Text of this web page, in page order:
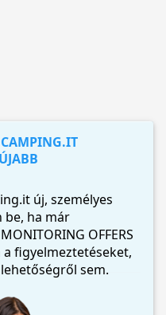
új, személyes
be, ha már
OFFERS
figyelmeztetéseket,
sem.